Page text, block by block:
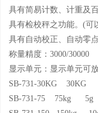
具有简易计数、计重及
具有检校秤之功能。(可
具有自动校正、自动零
称量精度：3000/30000
显示单元：显示单元可
SB-731-30KG
SB-731-75 75kg